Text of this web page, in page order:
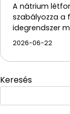
A nátrium
szabályozza a
idegrendszer
2026-06-22
Keresés